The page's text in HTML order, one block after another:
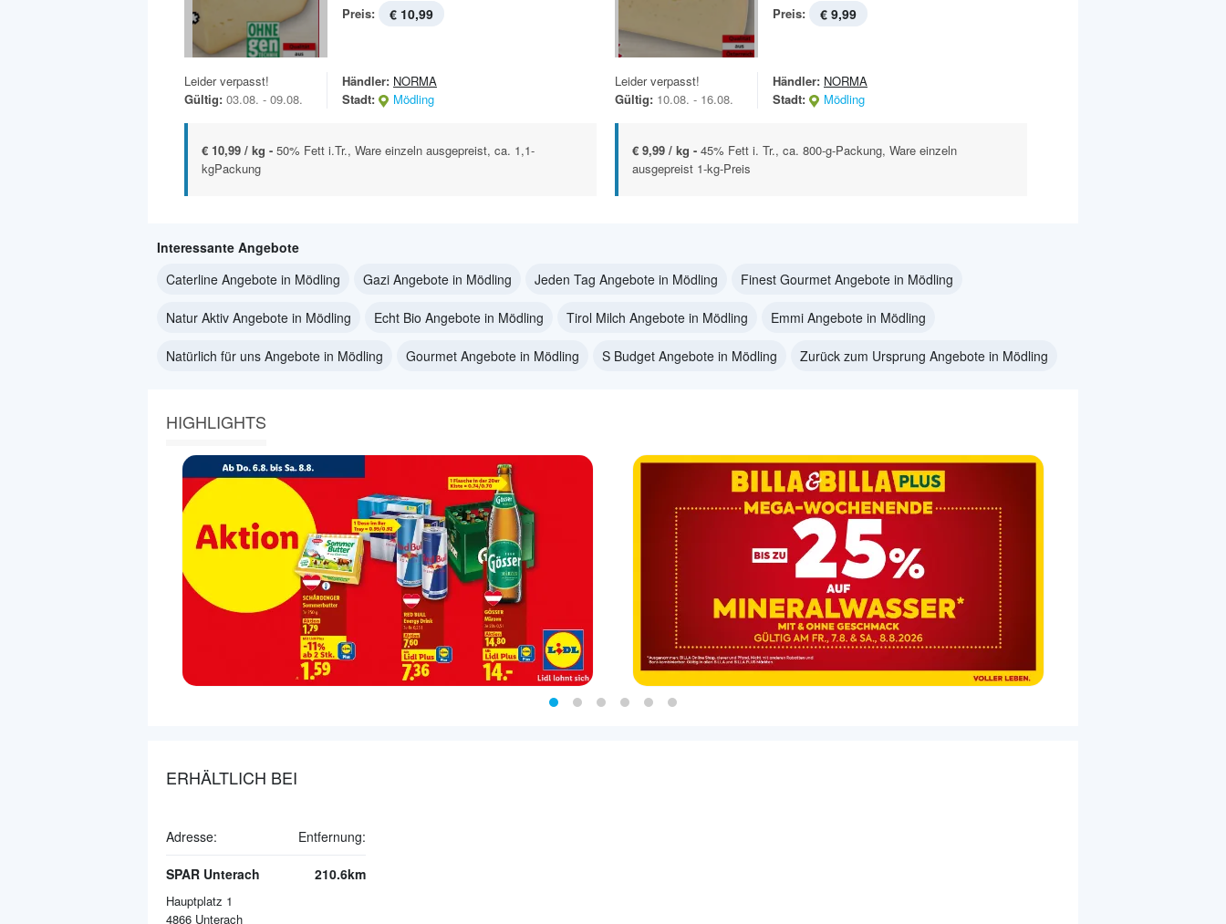
Preis: € 10,99
Leider verpasst!
Gültig: 03.08. - 09.08.
Händler: NORMA
Stadt:
Mödling
€ 10,99 / kg - 50% Fett i.Tr., Ware einzeln ausgepreist, ca. 1,1-
kgPackung
Preis: € 9,99
Leider verpasst!
Gültig: 10.08. - 16.08.
Händler: NORMA
Stadt:
Mödling
€ 9,99 / kg - 45% Fett i. Tr., ca. 800-g-Packung, Ware einzeln
ausgepreist 1-kg-Preis
Interessante Angebote
Caterline Angebote in Mödling
Gazi Angebote in Mödling Jeden Tag Angebote in Mödling Finest Gourmet Angebote in Mödling
Natur Aktiv Angebote in Mödling Echt Bio Angebote in Mödling Tirol Milch Angebote in Mödling Emmi Angebote in Mödling
Natürlich für uns Angebote in Mödling Gourmet Angebote in Mödling S Budget Angebote in Mödling Zurück zum Ursprung Angebote in Mödling
HIGHLIGHTS
ERHÄLTLICH BEI
Adresse: Entfernung:
SPAR Unterach
Hauptplatz 1
4866 Unterach
210.6km